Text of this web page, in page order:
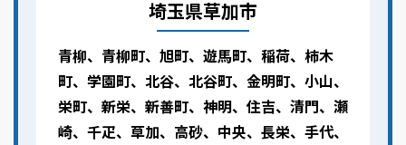
埼玉県草加市
青柳、青柳町、旭町、遊馬町、稲荷、柿木
町、学園町、北谷、北谷町、金明町、小山、
栄町、新栄、新善町、神明、住吉、清門、瀬
崎、千疋、草加、高砂、中央、長栄、手代、